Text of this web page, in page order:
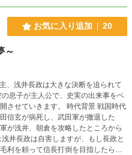
お気に入り追加 20
～
、浅井長政は大きな決断を迫られて
ます。 時代背景 戦国時代
信玄が病死し、武田軍が撤退した
が浅井、朝倉を攻略したところから
利を頼って信長打倒を目指したら…